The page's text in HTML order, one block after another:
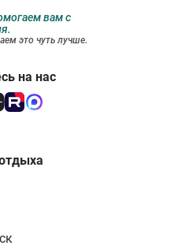
на нас
вам с
это чуть лучше.